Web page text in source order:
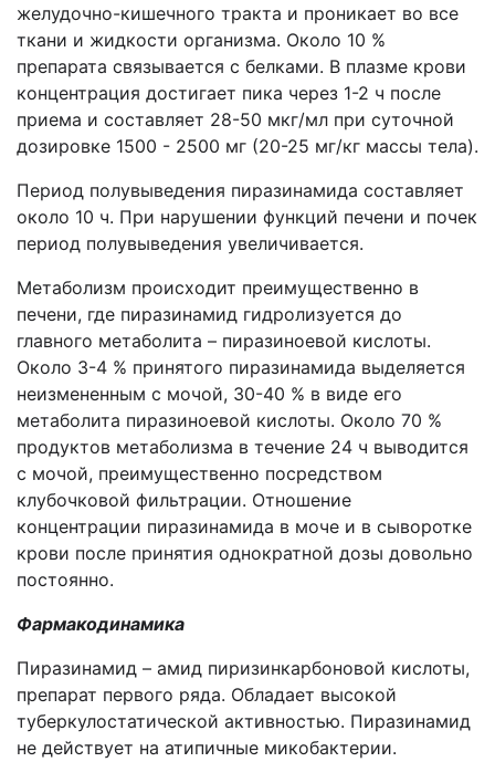
желудочно-кишечного тракта и проникает во все
ткани и жидкости организма. Около 10 %
препарата связывается с белками. В плазме крови
концентрация достигает пика через 1-2 ч после
приема и составляет 28-50 мкг/мл при суточной
дозировке 1500 - 2500 мг (20-25 мг/кг массы тела).
Период полувыведения пиразинамида составляет
около 10 ч. При нарушении функций печени и почек
период полувыведения увеличивается.
Метаболизм происходит преимущественно в
печени, где пиразинамид гидролизуется до
главного метаболита – пиразиноевой кислоты.
Около 3-4 % принятого пиразинамида выделяется
неизмененным с мочой, 30-40 % в виде его
метаболита пиразиноевой кислоты. Около 70 %
продуктов метаболизма в течение 24 ч выводится
с мочой, преимущественно посредством
клубочковой фильтрации. Отношение
концентрации пиразинамида в моче и в сыворотке
крови после принятия однократной дозы довольно
постоянно.
Фармакодинамика
Пиразинамид – амид пиризинкарбоновой кислоты,
препарат первого ряда. Обладает высокой
туберкулостатической активностью. Пиразинамид
не действует на атипичные микобактерии.